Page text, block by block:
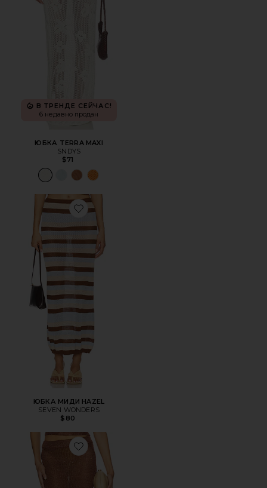
В ТРЕНДЕ СЕЙЧАС!
6 недавно продан
ЮБКА TERRA MAXI
SNDYS
$71
Favorite ЮБКА МИДИ HAZEL
ЮБКА МИДИ HAZEL
SEVEN WONDERS
$80
Favorite ЮБКА MIRANDA